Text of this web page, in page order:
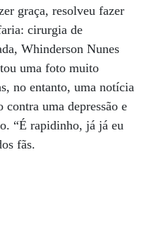
graça, resolveu fazer
cirurgia de
Whinderson Nunes
uma foto muito
no entanto, uma notícia
uma depressão e
“É rapidinho, já já eu
fãs.